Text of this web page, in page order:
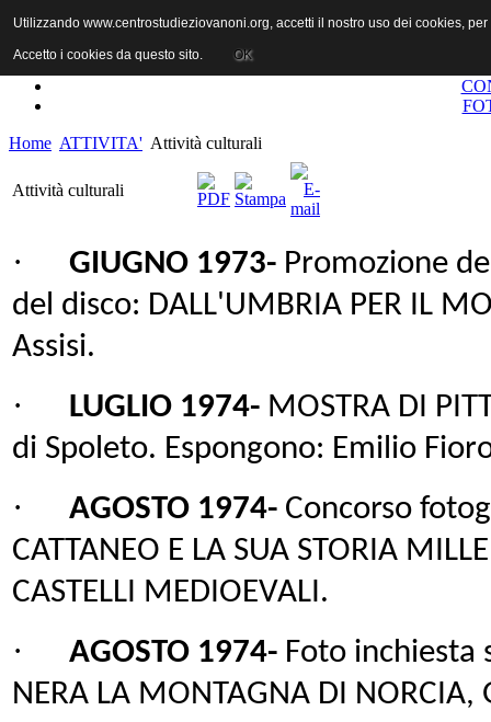
Home ATTIVITA' Attività culturali
Attività culturali
· GIUGNO 1973- Promozione
del disco: DALL'UMBRIA PER IL
Assisi.
· LUGLIO 1974- MOSTRA DI
di Spoleto. Espongono: Emilio
· AGOSTO 1974- Concorso
CATTANEO E LA SUA STORIA
CASTELLI MEDIOEVALI.
· AGOSTO 1974- Foto inchiesta
NERA LA MONTAGNA DI NORCIA,
Utilizzando www.centrostudieziovanoni.org, accetti il nostro uso dei cookies,
Accetto i cookies da questo sito. OK